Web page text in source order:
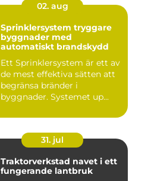
02. aug
Sprinklersystem tryggare
byggnader med
automatiskt brandskydd
Ett Sprinklersystem är ett av
de mest effektiva sätten att
begränsa bränder i
byggnader. Systemet up...
31. jul
Traktorverkstad navet i ett
fungerande lantbruk